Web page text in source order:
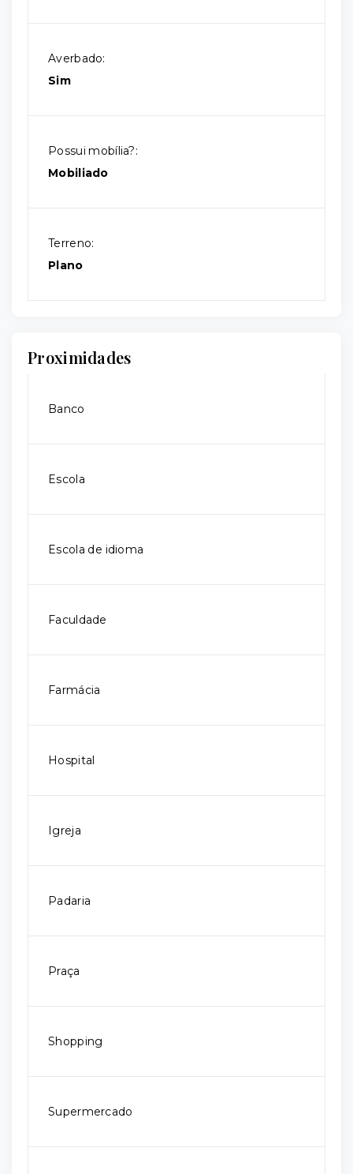
Averbado:
Sim
Possui mobília?:
Mobiliado
Terreno:
Plano
Proximidades
Banco
Escola
Escola de idioma
Faculdade
Farmácia
Hospital
Igreja
Padaria
Praça
Shopping
Supermercado